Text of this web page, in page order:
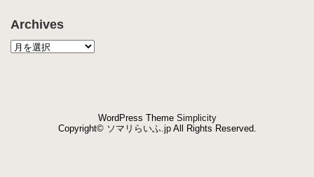
Archives
WordPress Theme Simplicity
Copyright© ソマリらいふ.jpAll Rights Reserved.